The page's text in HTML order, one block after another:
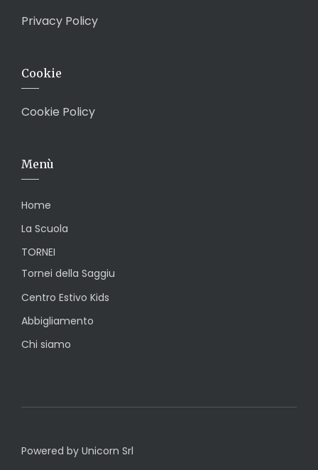
Privacy Policy
Cookie
Cookie Policy
Menù
Home
La Scuola
TORNEI
Tornei della Saggiu
Centro Estivo Kids
Abbigliamento
Chi siamo
Powered by Unicorn Srl